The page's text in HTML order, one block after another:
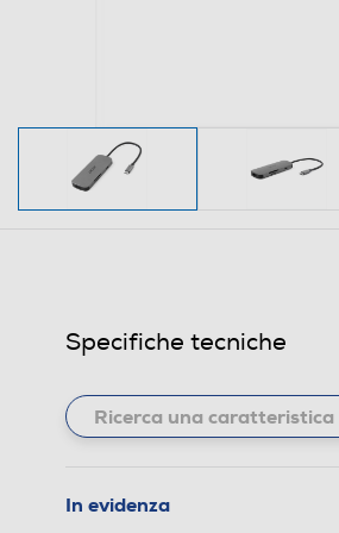
Specifiche tecniche
In evidenza